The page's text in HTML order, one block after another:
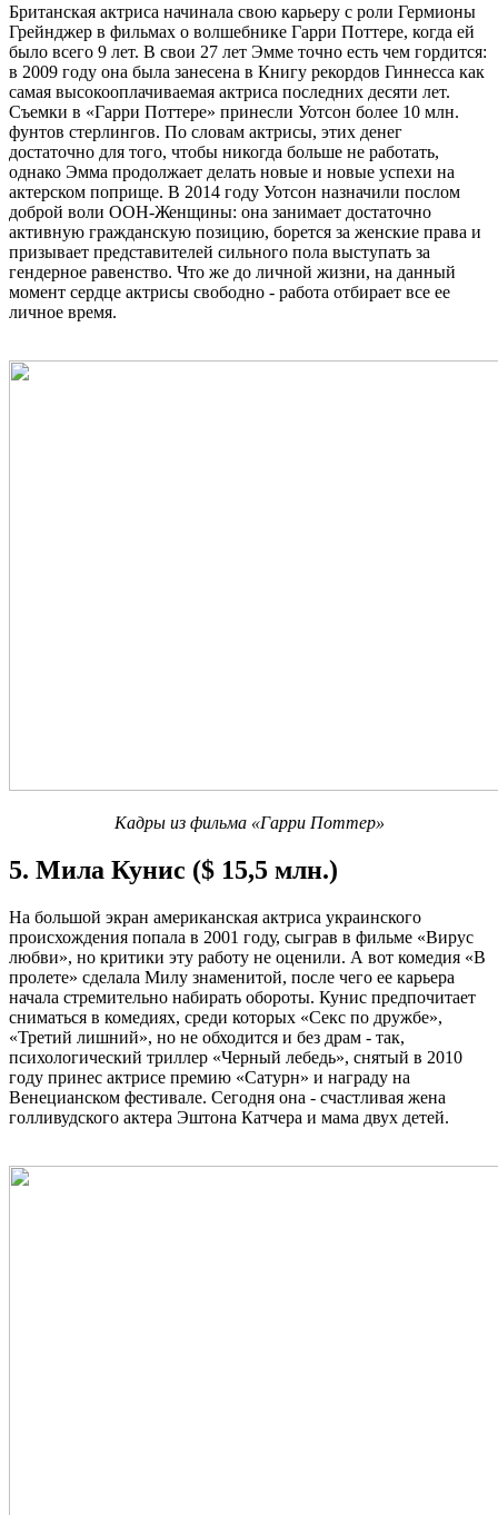
Британская актриса начинала свою карьеру с роли Гермионы
Грейнджер в фильмах о волшебнике Гарри Поттере, когда ей
было всего 9 лет. В свои 27 лет Эмме точно есть чем гордится:
в 2009 году она была занесена в Книгу рекордов Гиннесса как
самая высокооплачиваемая актриса последних десяти лет.
Съемки в «Гарри Поттере» принесли Уотсон более 10 млн.
фунтов стерлингов. По словам актрисы, этих денег
достаточно для того, чтобы никогда больше не работать,
однако Эмма продолжает делать новые и новые успехи на
актерском поприще. В 2014 году Уотсон назначили послом
доброй воли ООН-Женщины: она занимает достаточно
активную гражданскую позицию, борется за женские права и
призывает представителей сильного пола выступать за
гендерное равенство. Что же до личной жизни, на данный
момент сердце актрисы свободно - работа отбирает все ее
личное время.
Кадры из фильма «Гарри Поттер»
5. Мила Кунис ($ 15,5 млн.)
На большой экран американская актриса украинского
происхождения попала в 2001 году, сыграв в фильме «Вирус
любви», но критики эту работу не оценили. А вот комедия «В
пролете» сделала Милу знаменитой, после чего ее карьера
начала стремительно набирать обороты. Кунис предпочитает
сниматься в комедиях, среди которых «Секс по дружбе»,
«Третий лишний», но не обходится и без драм - так,
психологический триллер «Черный лебедь», снятый в 2010
году принес актрисе премию «Сатурн» и награду на
Венецианском фестивале. Сегодня она - счастливая жена
голливудского актера Эштона Катчера и мама двух детей.